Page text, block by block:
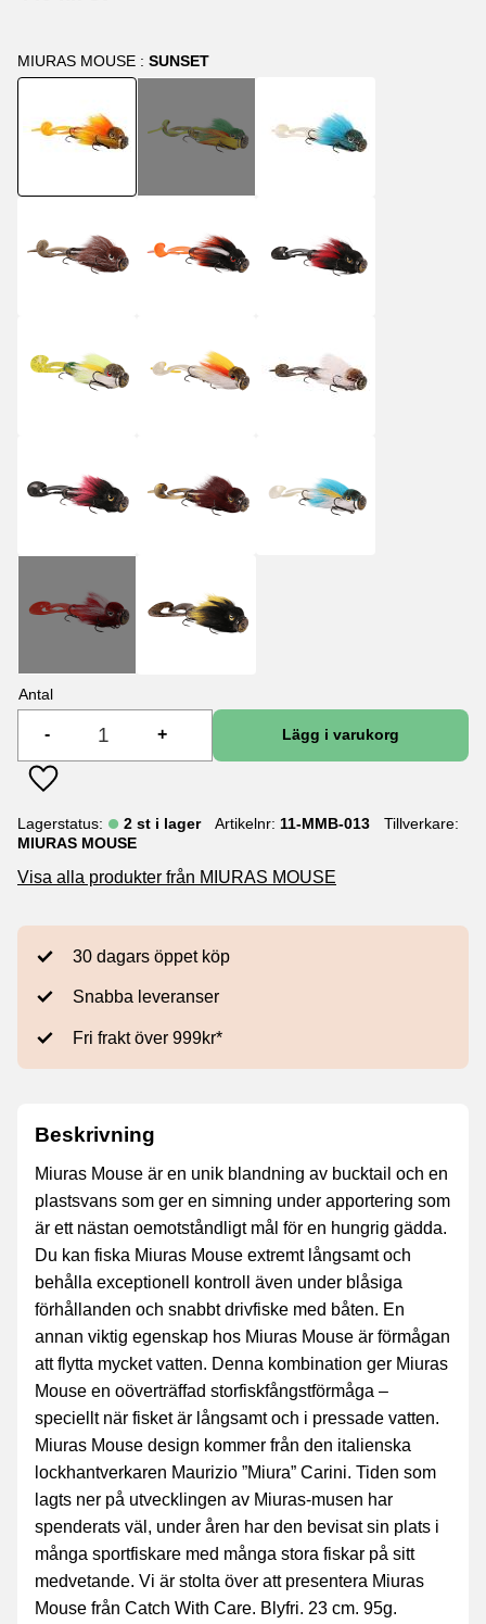
MIURAS MOUSE : SUNSET
Antal
+
-
Lägg till i favoriter
Lagerstatus 2 st i lager Artikelnr 11-MMB-013
Tillverkare
MIURAS MOUSE
Visa alla produkter från MIURAS MOUSE
30 dagars öppet köp
Snabba leveranser
Fri frakt över 999kr*
Beskrivning
Miuras Mouse är en unik blandning av bucktail och en
plastsvans som ger en simning under apportering som
är ett nästan oemotståndligt mål för en hungrig gädda.
Du kan fiska Miuras Mouse extremt långsamt och
behålla exceptionell kontroll även under blåsiga
förhållanden och snabbt drivfiske med båten. En
annan viktig egenskap hos Miuras Mouse är förmågan
att flytta mycket vatten. Denna kombination ger Miuras
Mouse en oöverträffad storfiskfångstförmåga –
speciellt när fisket är långsamt och i pressade vatten.
Miuras Mouse design kommer från den italienska
lockhantverkaren Maurizio ”Miura” Carini. Tiden som
lagts ner på utvecklingen av Miuras-musen har
spenderats väl, under åren har den bevisat sin plats i
många sportfiskare med många stora fiskar på sitt
medvetande. Vi är stolta över att presentera Miuras
Mouse från Catch With Care. Blyfri. 23 cm. 95g.